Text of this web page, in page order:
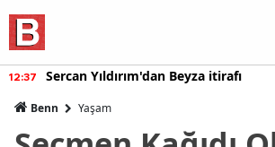
12:37 Sercan Yıldırım'dan Beyza itirafı
Benn Yaşam